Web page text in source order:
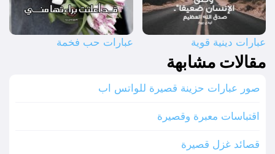
عبارات دينية قوية عبارات حب فخمة
مقالات مشابهة
صور عبارات حزينة قصيرة للواتس اب
اقتباسات معبرة وقصيرة
قصائد غزل قصيرة